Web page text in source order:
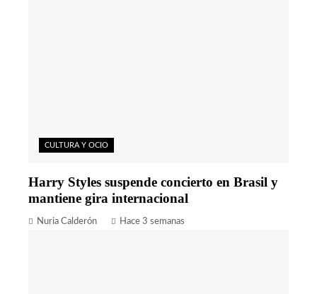
CULTURA Y OCIO
Harry Styles suspende concierto en Brasil y
mantiene gira internacional
Nuria Calderón Hace 3 semanas